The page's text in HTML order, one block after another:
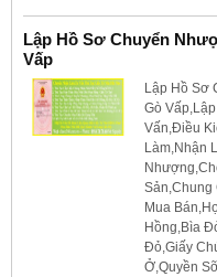
Lập Hồ Sơ Chuyển
Vấp
Lập Hồ Sơ
Gò
Vấn,Điều
Làm,Nhận
Sản,Chung
Mua
Hồng,Bìa
Đỏ,Giấy
Ở,Quyền